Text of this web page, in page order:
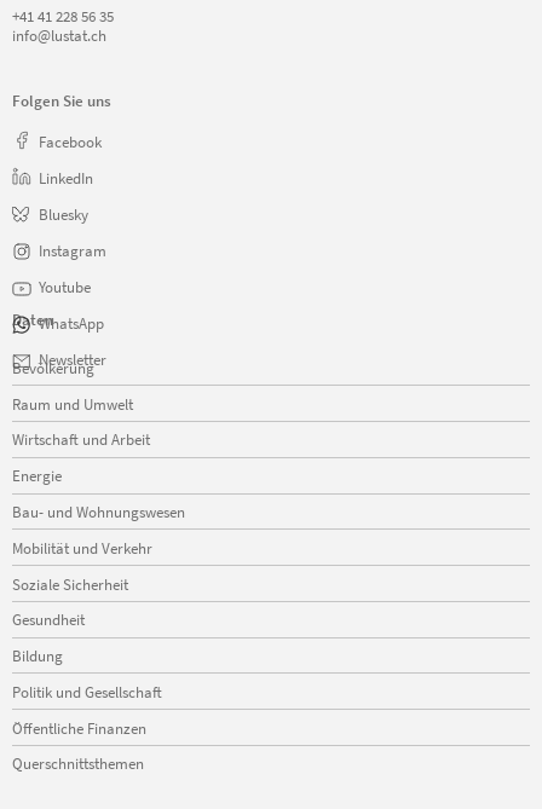
+41 41 228 56 35
info@lustat.ch
Folgen Sie uns
Facebook
LinkedIn
Bluesky
Instagram
Youtube
WhatsApp
Newsletter
Daten
Navigation
überspringen
Bevölkerung
Raum und Umwelt
Wirtschaft und Arbeit
Energie
Bau- und Wohnungswesen
Mobilität und Verkehr
Soziale Sicherheit
Gesundheit
Bildung
Politik und Gesellschaft
Öffentliche Finanzen
Querschnittsthemen